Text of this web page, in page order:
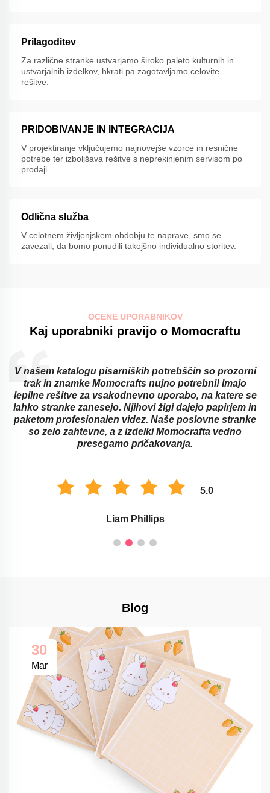
Prilagoditev
Za različne stranke ustvarjamo široko paleto kulturnih in
ustvarjalnih izdelkov, hkrati pa zagotavljamo celovite
rešitve.
PRIDOBIVANJE IN INTEGRACIJA
V projektiranje vključujemo najnovejše vzorce in resnične
potrebe ter izboljšava rešitve s neprekinjenim servisom po
prodaji.
Odlična služba
V celotnem življenjskem obdobju te naprave, smo se
zavezali, da bomo ponudili takojšno individualno storitev.
OCENE UPORABNIKOV
Kaj uporabniki pravijo o Momocraftu
V našem katalogu pisarniških potrebščin so prozorni
trak in znamke Momocrafts nujno potrebni! Imajo
lepilne rešitve za vsakodnevno uporabo, na katere se
lahko stranke zanesejo. Njihovi žigi dajejo papirjem in
paketom profesionalen videz. Naše poslovne stranke
so zelo zahtevne, a z izdelki Momocrafta vedno
presegamo pričakovanja.
5.0
Liam Phillips
Blog
30
Mar